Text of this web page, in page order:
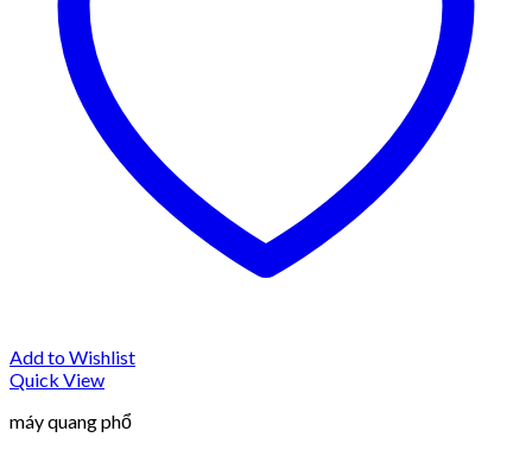
Add to Wishlist
Quick View
máy quang phổ